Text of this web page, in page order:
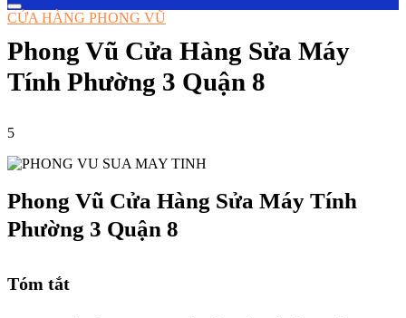
CỬA HÀNG PHONG VŨ
Phong Vũ Cửa Hàng Sửa Máy
Tính Phường 3 Quận 8
5
Phong Vũ Cửa Hàng Sửa Máy Tính
Phường 3 Quận 8
Tóm tắt